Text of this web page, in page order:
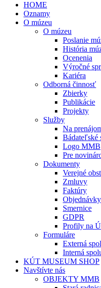
HOME
Oznamy
O múzeu
O múzeu
Poslanie
História
Ocenenia
Výročné
Kariéra
Odborná činnosť
Zbierky
Publikácie
Projekty
Služby
Na
Bádateľské
Logo MMB
Pre
Dokumenty
Verejné
Zmluvy
Faktúry
Objednávky
Smernice
GDPR
Profily na
Formuláre
Externá
Interná
KÚT MUSEUM SHOP
Navštívte nás
OBJEKTY MMB